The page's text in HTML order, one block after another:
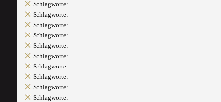
Schlagworte:
Schlagworte:
Schlagworte:
Schlagworte:
Schlagworte:
Schlagworte:
Schlagworte:
Schlagworte:
Schlagworte:
Schlagworte: